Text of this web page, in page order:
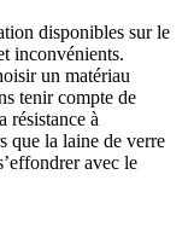
disponibles sur le
inconvénients.
un matériau
tenir compte de
résistance à
que la laine de verre
avec le